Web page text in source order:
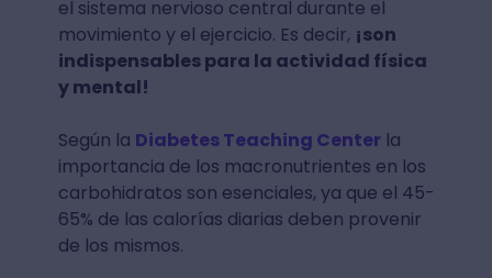
el sistema nervioso central durante el
movimiento y el ejercicio. ⁣Es decir, ¡son
indispensables para la actividad física
y mental!
Según la Diabetes Teaching Center la
importancia de los macronutrientes en los
carbohidratos son esenciales, ya que el 45-
65% de las calorías diarias deben provenir
de los mismos.